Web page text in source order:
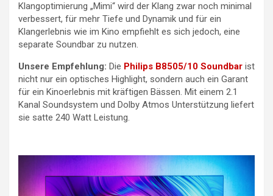
Klangoptimierung „Mimi“ wird der Klang zwar noch minimal
verbessert, für mehr Tiefe und Dynamik und für ein
Klangerlebnis wie im Kino empfiehlt es sich jedoch, eine
separate Soundbar zu nutzen.
Unsere Empfehlung: Die Philips B8505/10 Soundbar ist
nicht nur ein optisches Highlight, sondern auch ein Garant
für ein Kinoerlebnis mit kräftigen Bässen. Mit einem 2.1
Kanal Soundsystem und Dolby Atmos Unterstützung liefert
sie satte 240 Watt Leistung.